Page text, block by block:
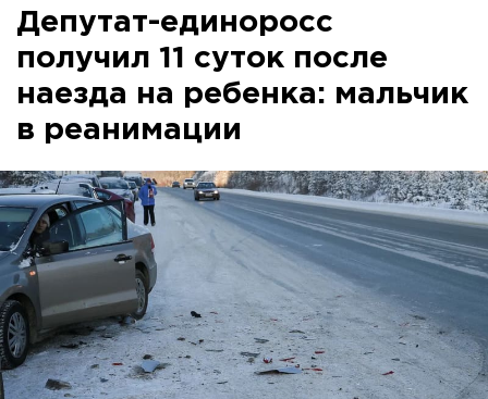
Депутат-единоросс
получил 11 суток после
наезда на ребенка: мальчик
в реанимации